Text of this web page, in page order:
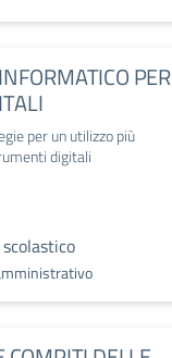
PER
per un utilizzo più
digitali